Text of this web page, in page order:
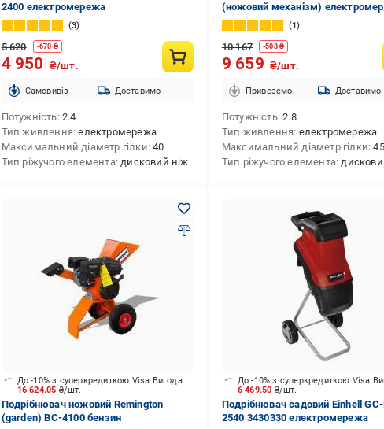
2400 електромережа
3
5 620 -670 ₴
4 950 ₴/шт.
Cамовивіз Доставимо
Потужність 2.4
Тип живлення електромережа
Максимальний діаметр гілки 40
Тип ріжучого елемента дисковий ніж
(ножовий механізм)
1
10 167 -508₴
9 659 ₴/шт.
Привеземо Доставимо
Потужність 2.8
Тип живлення електромережа
Максимальний діаметр гілки 45
Тип ріжучого елемента
16 624.05 ₴/шт.
До -10% з суперкредиткою Visa Вигода
Подрібнювач ножовий Remington
(garden) BC-4100 бензин
6 469.50 ₴/шт.
До -10% з суперкредиткою Visa
Подрібнювач садовий Einhell
2540 3430330 електромережа